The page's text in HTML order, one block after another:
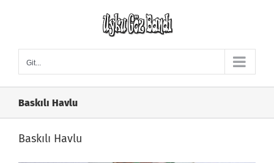
Git...
Baskılı Havlu
Baskılı Havlu